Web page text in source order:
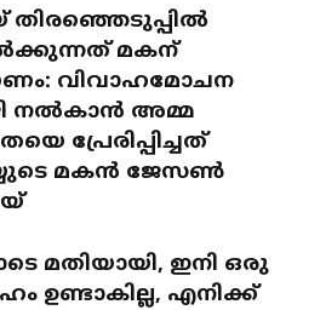
തിരഞ്ഞെടുപ്പിൽ
മകന്
വിവാഹമോചന
നൽകാൻ അമ്മ
പ്രേരിപ്പിച്ചത്
മകൻ ജേസൺ
മതിയായി, ഇനി ഒരു
ഉണ്ടാകില്ല, എനിക്ക്